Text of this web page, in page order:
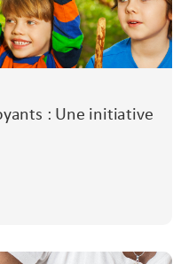
: Une initiative